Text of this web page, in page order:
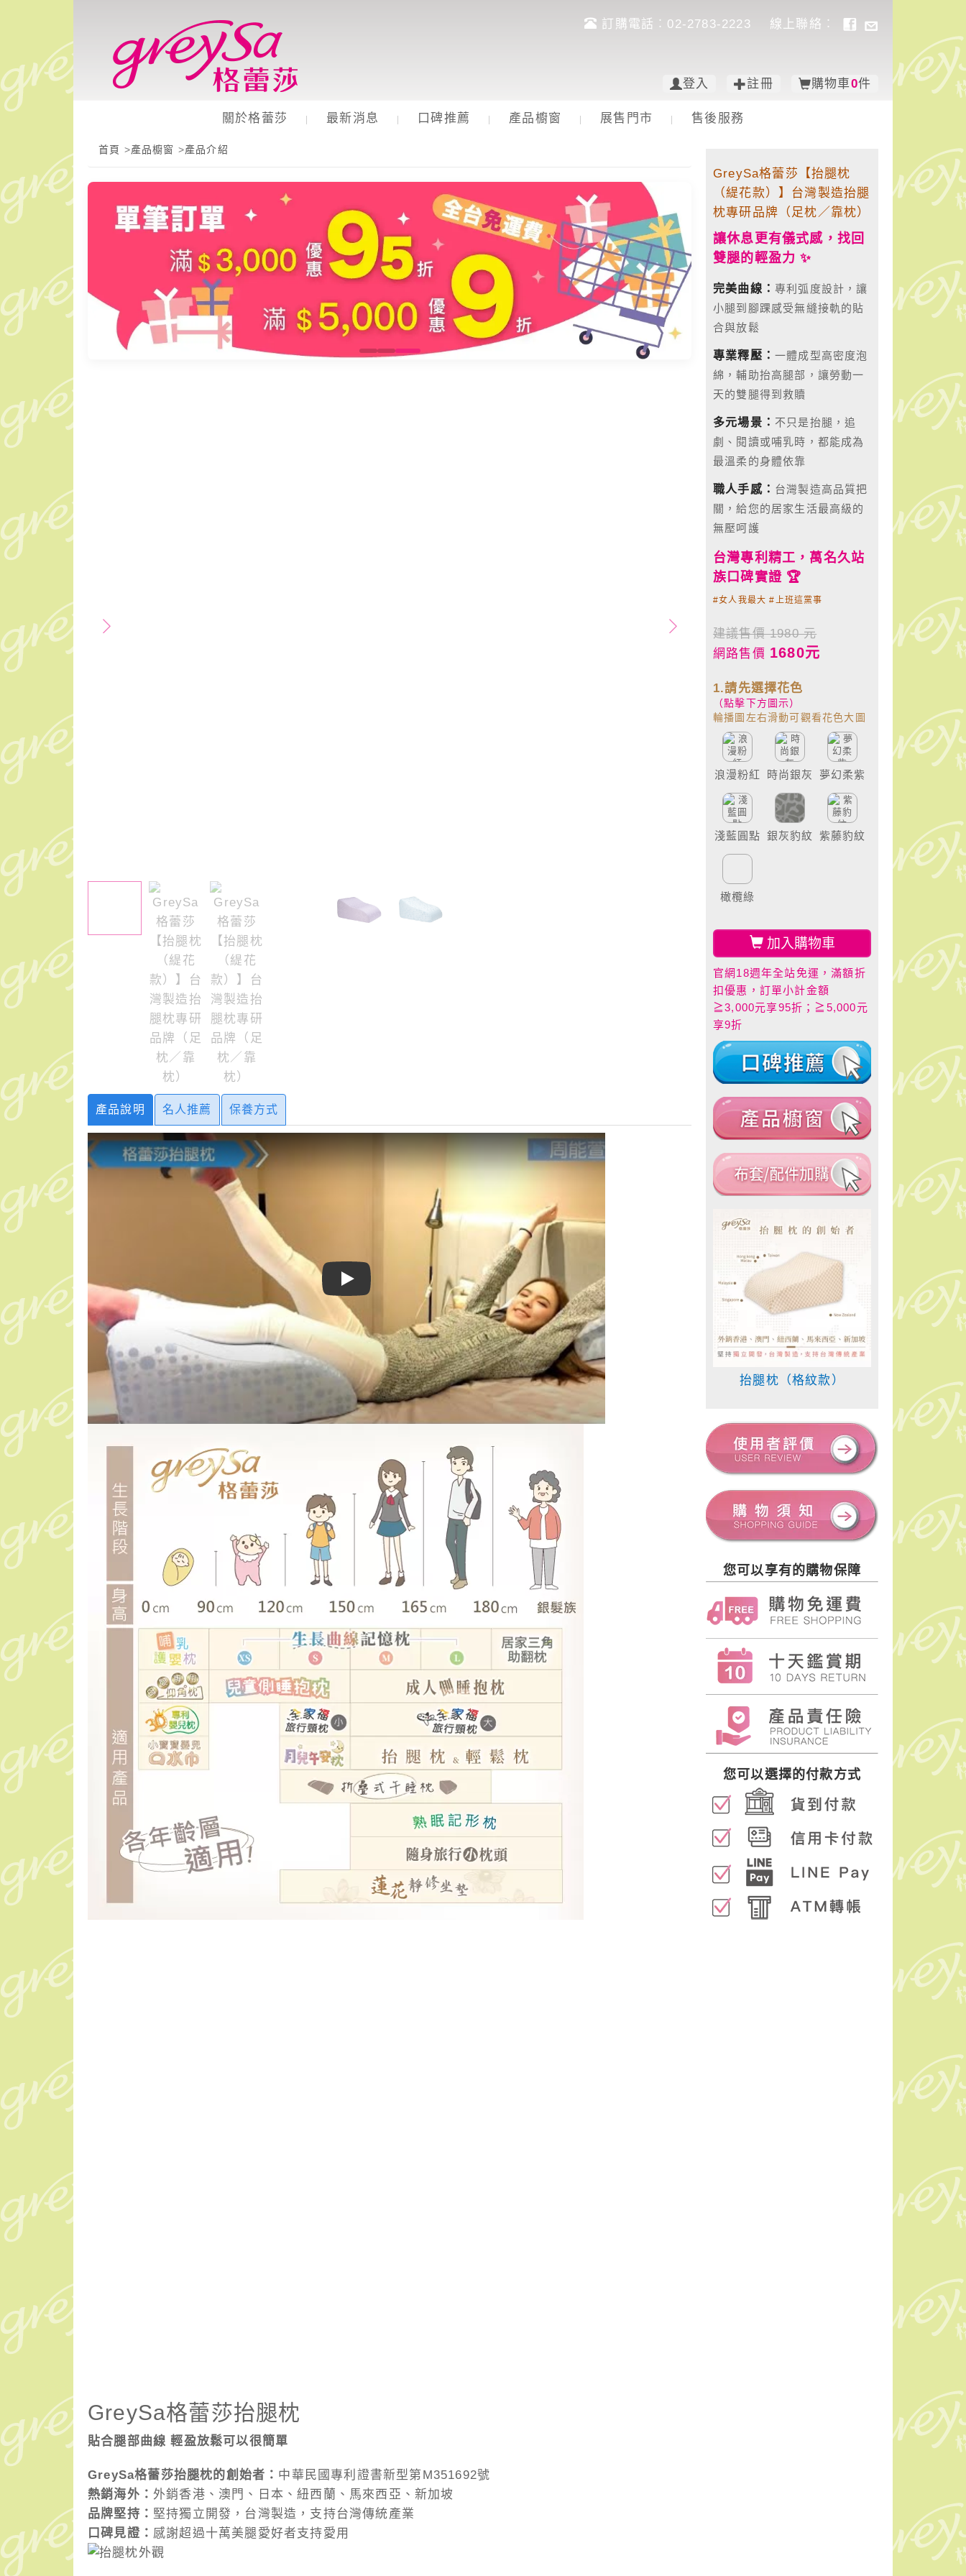
格
蕾
莎
腿
枕
（緹
款）】
台
灣
造
抬
腿
專
研
品
（足
枕
／
枕）
訂購電話︰02-2783-2223 線上聯絡︰
登入 註冊 購物車0件
關於格蕾莎 最新消息 口碑推薦 產品櫥窗 展售門市 售後服務
首頁 >產品櫥窗 >產品介紹
產品說明 名人推薦 保養方式
抬腿枕
GreySa格蕾莎抬腿枕
貼合腿部曲線 輕盈放鬆可以很簡單
GreySa格蕾莎抬腿枕的創始者： 中華民國專利證書新型第M351692號
熱銷海外： 外銷香港、澳門、日本、紐西蘭、馬來西亞、新加坡
品牌堅持： 堅持獨立開發，台灣製造，支持台灣傳統產業
口碑見證： 感謝超過十萬美腿愛好者支持愛用
GreySa格蕾莎【抬腿枕
（緹花款）】台灣製造抬腿
枕專研品牌（足枕／靠枕）
讓休息更有儀式感，找回
雙腿的輕盈力 ✨
完美曲線： 專利弧度設計，讓
小腿到腳踝感受無縫接軌的貼
合與放鬆
專業釋壓： 一體成型高密度泡
綿，輔助抬高腿部，讓勞動一
天的雙腿得到救贖
多元場景： 不只是抬腿，追
劇、閱讀或哺乳時，都能成為
最溫柔的身體依靠
職人手感： 台灣製造高品質把
關，給您的居家生活最高級的
無壓呵護
台灣專利精工，萬名久站
族口碑實證 🏆
#女人我最大 #上班這黨事
建議售價 1980 元
網路售價 1680元
1.請先選擇花色
（點擊下方圖示）
輪播圖左右滑動可觀看花色大圖
浪漫粉紅 時尚銀灰 夢幻柔紫
淺藍圓點 銀灰豹紋 紫藤豹紋
橄欖綠
加入購物車
官網18週年全站免運，滿額折
扣優惠，訂單小計金額
≧3,000元享95折；≧5,000元
享9折
抬腿枕（格紋款）
您可以享有的購物保障
您可以選擇的付款方式